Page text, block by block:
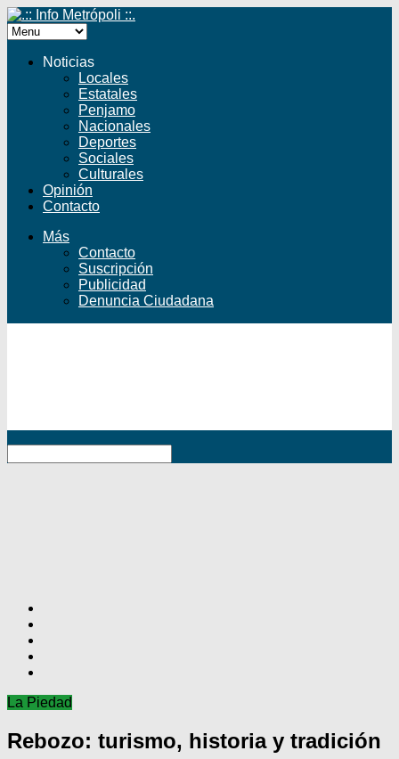
Noticias
Locales
Estatales
Penjamo
Nacionales
Deportes
Sociales
Culturales
Opinión
Contacto
Más
Contacto
Suscripción
Publicidad
Denuncia Ciudadana
La Piedad
Rebozo: turismo, historia y tradición